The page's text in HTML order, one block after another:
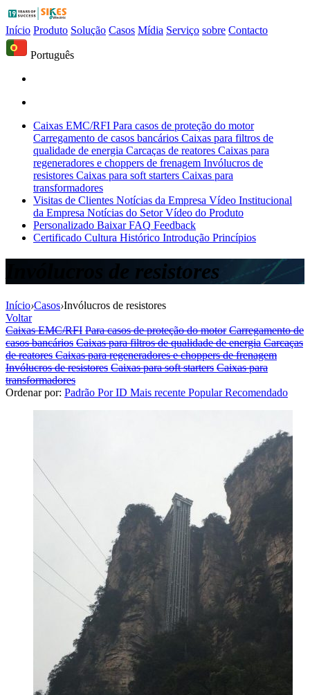
Início Produto Solução Casos Mídia Serviço sobre Contacto
Português
Caixas EMC/RFI Para casos de proteção do motor
Carregamento de casos bancários Caixas para filtros de
qualidade de energia Carcaças de reatores Caixas para
regeneradores e choppers de frenagem Invólucros de
resistores Caixas para soft starters Caixas para
transformadores
Visitas de Clientes Notícias da Empresa Vídeo Institucional
da Empresa Notícias do Setor Vídeo do Produto
Personalizado Baixar FAQ Feedback
Certificado Cultura Histórico Introdução Princípios
Invólucros de resistores
Início›Casos›Invólucros de resistores
Voltar
Caixas EMC/RFI Para casos de proteção do motor Carregamento de
casos bancários Caixas para filtros de qualidade de energia Carcaças
de reatores Caixas para regeneradores e choppers de frenagem
Invólucros de resistores Caixas para soft starters Caixas para
transformadores
Ordenar por: Padrão Por ID Mais recente PopularRecomendado